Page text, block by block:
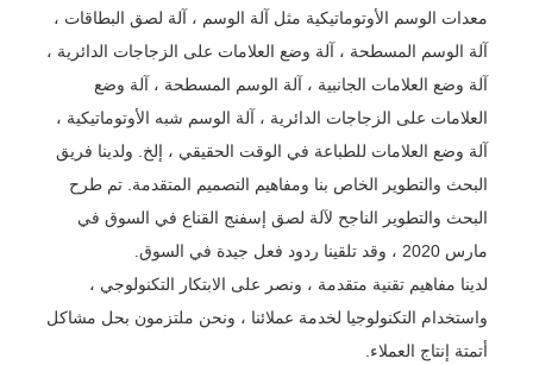
معدات الوسم الأوتوماتيكية مثل آلة الوسم ، آلة لصق البطاقات ،
آلة الوسم المسطحة ، آلة وضع العلامات على الزجاجات الدائرية ،
آلة وضع العلامات الجانبية ، آلة الوسم المسطحة ، آلة وضع
العلامات على الزجاجات الدائرية ، آلة الوسم شبه الأوتوماتيكية ،
آلة وضع العلامات للطباعة في الوقت الحقيقي ، إلخ. ولدينا فريق
البحث والتطوير الخاص بنا ومفاهيم التصميم المتقدمة. تم طرح
البحث والتطوير الناجح لآلة لصق إسفنج القناع في السوق في
مارس 2020 ، وقد تلقينا ردود فعل جيدة في السوق.
لدينا مفاهيم تقنية متقدمة ، ونصر على الابتكار التكنولوجي ،
واستخدام التكنولوجيا لخدمة عملائنا ، ونحن ملتزمون بحل مشاكل
أتمتة إنتاج العملاء.